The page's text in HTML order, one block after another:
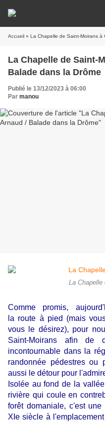
Accueil » La Chapelle de Saint-Moirans à
La Chapelle de Saint-
Balade dans la Drôme
Publié le 13/12/2023 à 06:00
Par manou
La Chapelle
Comme promis,
la route à pied (mais
vous le désirez), pour
Saint-Moirans afin de
incontournable dans la
randonnée pédestres ou
aussi le détour pour
Isolée au fond de la
rivière qui coule en
forêt domaniale, c'est
XIe siècle à